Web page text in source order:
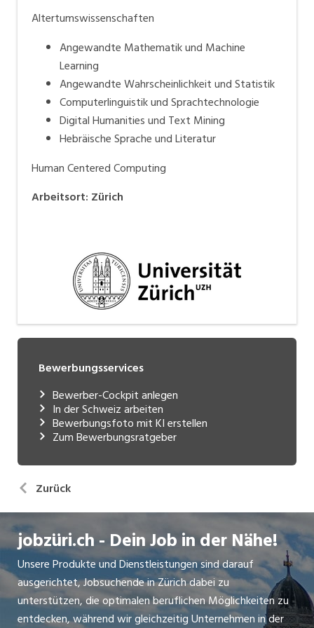
Altertumswissenschaften
Angewandte Mathematik und Machine
Learning
Angewandte Wahrscheinlichkeit und Statistik
Computerlinguistik und Sprachtechnologie
Digital Humanities und Text Mining
Hebräische Sprache und Literatur
Human Centered Computing
Arbeitsort: Zürich
Bewerbungsservices
Bewerber-Cockpit anlegen
In der Schweiz arbeiten
Bewerbungsfoto mit KI erstellen
Zum Bewerbungsratgeber
Zurück
jobzüri.ch - Dein Job in der Nähe!
Unsere Produkte und Dienstleistungen sind darauf
ausgerichtet, Jobsuchende in Zürich dabei zu
unterstützen, die optimalen beruflichen Möglichkeiten zu
entdecken, während wir gleichzeitig Unternehmen in der